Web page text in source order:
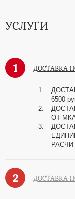
УСЛУГИ
1 ДОСТАВКА
6500
ОТ
2 ДОСТАВКА